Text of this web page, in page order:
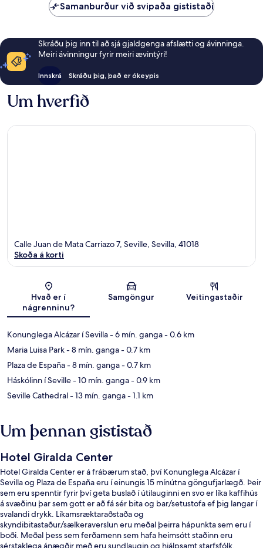
Samanburður við svipaða gististaði
Skráðu þig inn til að sjá gjaldgenga afslætti og ávinninga.
Meiri ávinningur fyrir meiri ævintýri!
Innskrá Skráðu þig, það er ókeypis
Um hverfið
Kort
Calle Juan de Mata Carriazo 7, Seville, Sevilla, 41018
Skoða á korti
Hvað er í
nágrenninu?
Samgöngur Veitingastaðir
Konunglega Alcázar í Sevilla- 6 mín. ganga- 0.6 km
Maria Luisa Park- 8 mín. ganga- 0.7 km
Plaza de España- 8 mín. ganga- 0.7 km
Háskólinn í Seville- 10 mín. ganga- 0.9 km
Seville Cathedral- 13 mín. ganga- 1.1 km
Um þennan gististað
Hotel Giralda Center
Hotel Giralda Center er á frábærum stað, því Konunglega Alcázar í
Sevilla og Plaza de España eru í einungis 15 mínútna göngufjarlægð. Þeir
sem eru spenntir fyrir því geta buslað í útilauginni en svo er líka kaffihús
á svæðinu þar sem gott er að fá sér bita og bar/setustofa ef þig langar í
svalandi drykk. Líkamsræktaraðstaða og
skyndibitastaður/sælkeraverslun eru meðal þeirra hápunkta sem eru í
boði. Meðal þess sem ferðamenn sem hafa heimsótt staðinn eru
sérstaklega ánægðir með eru sundlaugin og hjálpsamt starfsfólk.